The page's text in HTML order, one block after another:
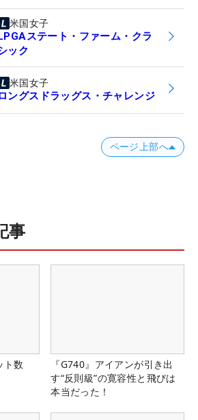
米国女子
ステート・ファーム・クラ
ック
米国女子
ングスドラッグス・チャレンジ
ページ上部へ
事
ト数
『G740』アイアンが引き出
す“反則級”の寛容性と飛びは
本当だった！